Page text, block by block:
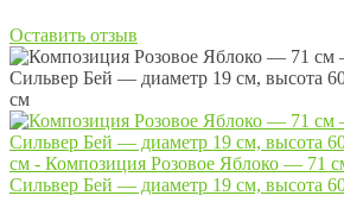
Оставить отзыв